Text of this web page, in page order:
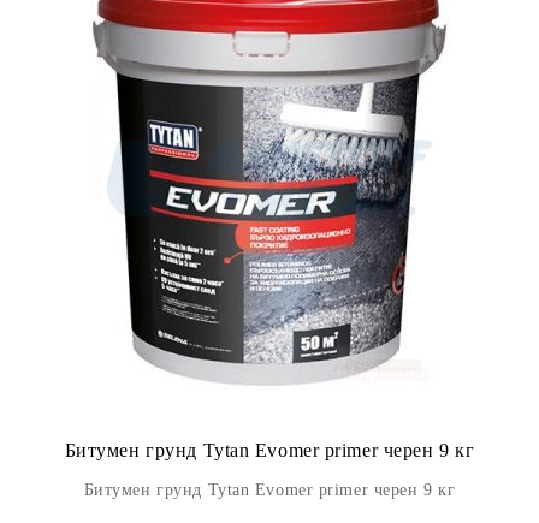
Битумен грунд Tytan Evomer primer черен 9 кг
Битумен грунд Tytan Evomer primer черен 9 кг